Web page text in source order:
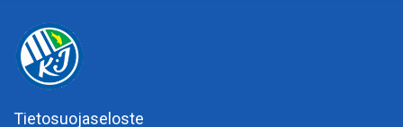
Tietosuojaseloste